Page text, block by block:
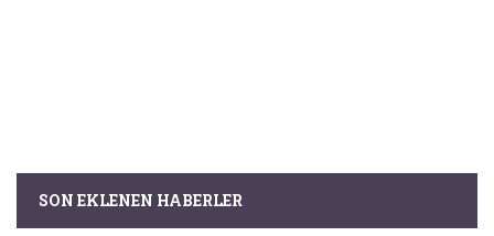
SON EKLENEN HABERLER